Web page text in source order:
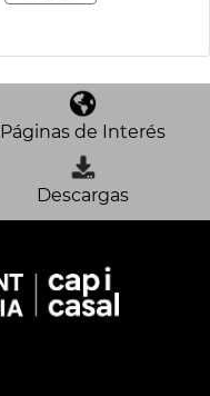
Páginas de Interés
Descargas